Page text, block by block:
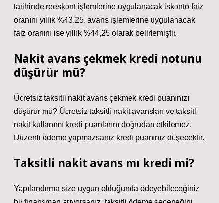
tarihinde reeskont işlemlerine uygulanacak iskonto faiz
oranını yıllık %43,25, avans işlemlerine uygulanacak
faiz oranını ise yıllık %44,25 olarak belirlemiştir.
Nakit avans çekmek kredi notunu
düşürür mü?
Ücretsiz taksitli nakit avans çekmek kredi puanınızı
düşürür mü? Ücretsiz taksitli nakit avansları ve taksitli
nakit kullanımı kredi puanlarını doğrudan etkilemez.
Düzenli ödeme yapmazsanız kredi puanınız düşecektir.
Taksitli nakit avans mı kredi mi?
Yapılandırma size uygun olduğunda ödeyebileceğiniz